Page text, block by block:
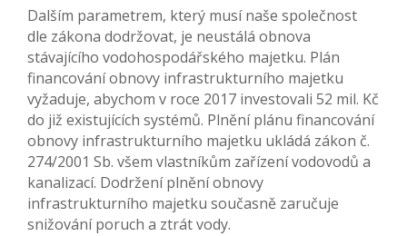
Dalším parametrem, který musí naše společnost
dle zákona dodržovat, je neustálá obnova
stávajícího vodohospodářského majetku. Plán
financování obnovy infrastrukturního majetku
vyžaduje, abychom v roce 2017 investovali 52 mil. Kč
do již existujících systémů. Plnění plánu financování
obnovy infrastrukturního majetku ukládá zákon č.
274/2001 Sb. všem vlastníkům zařízení vodovodů a
kanalizací. Dodržení plnění obnovy
infrastrukturního majetku současně zaručuje
snižování poruch a ztrát vody.